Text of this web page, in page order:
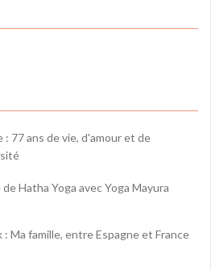
: 77 ans de vie, d'amour et de
de Hatha Yoga avec Yoga Mayura
: Ma famille, entre Espagne et France